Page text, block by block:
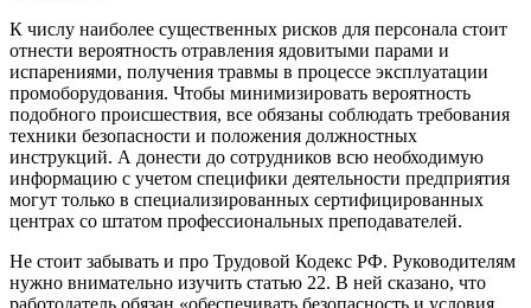
К числу наиболее существенных рисков для персонала стоит
отнести вероятность отравления ядовитыми парами и
испарениями, получения травмы в процессе эксплуатации
промоборудования. Чтобы минимизировать вероятность
подобного происшествия, все обязаны соблюдать требования
техники безопасности и положения должностных
инструкций. А донести до сотрудников всю необходимую
информацию с учетом специфики деятельности предприятия
могут только в специализированных сертифицированных
центрах со штатом профессиональных преподавателей.
Не стоит забывать и про Трудовой Кодекс РФ. Руководителям
нужно внимательно изучить статью 22. В ней сказано, что
работодатель обязан «обеспечивать безопасность и условия